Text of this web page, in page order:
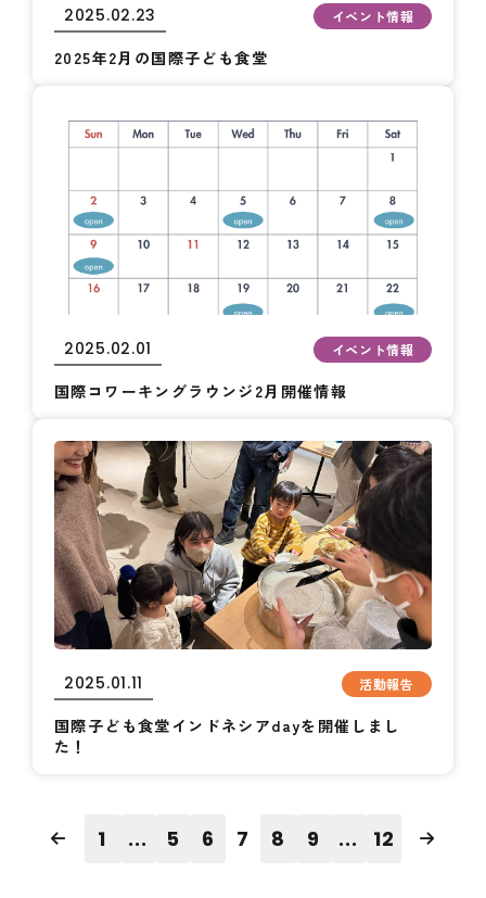
2025.02.23 イベント情報
2025年2月の国際子ども食堂
2025.02.01 イベント情報
国際コワーキングラウンジ2月開催情報
2025.01.11 活動報告
国際子ども食堂インドネシアdayを開催しまし
た！
1 ... 5 6 7 8 9 ... 12